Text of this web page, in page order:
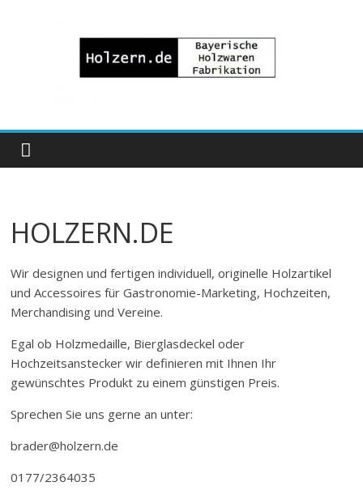
Bayrische
Holzwaren
Fabrikation
HOLZERN.DE
Wir designen und fertigen individuell, originelle Holzartikel
und Accessoires für Gastronomie-Marketing, Hochzeiten,
Merchandising und Vereine.
Egal ob Holzmedaille, Bierglasdeckel oder
Hochzeitsanstecker wir definieren mit Ihnen Ihr
gewünschtes Produkt zu einem günstigen Preis.
Sprechen Sie uns gerne an unter:
brader@holzern.de
0177/2364035